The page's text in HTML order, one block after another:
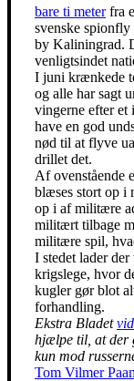
bare ti meterfra
svenske spionfly
by Kaliningrad.
venligtsindet
I juni krænkede
og alle har sagt
vingerne efter et
have en god
nød til at flyve
drillet det.
Af ovenstående
blæses stort op i
op i af militære
militært tilbage
militære spil,
I stedet lader
krigslege, hvor
kugler gør blot
forhandling.
Ekstra Bladet
hjælpe til, at der
kun mod
Tom Vilmer